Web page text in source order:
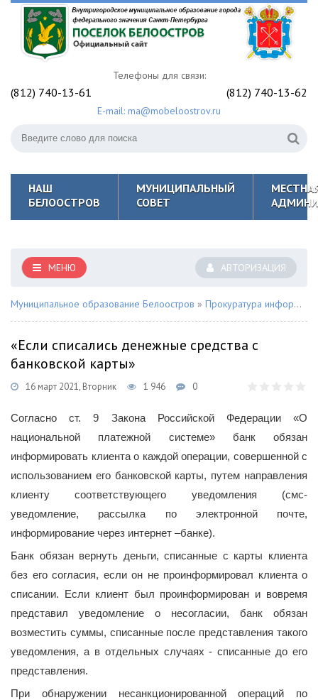
Телефоны для связи:
(812) 740-13-61 (812) 740-13-62
E-mail: ma@mobeloostrov.ru
НАШ
БЕЛООСТРОВ
МУНИЦИПАЛЬНЫЙ
СОВЕТ
АВТОРИЗАЦИЯ
МЕНЮ
Муниципальное образование Белоостров » Прокуратура информирует
«Если списались денежные средства с
банковской карты»
16 март 2021, Вторник 1 946 0
Согласно ст. 9 Закона Российской Федерации «О
национальной платежной системе» банк обязан
информировать клиента о каждой операции, совершенной с
использованием его банковской карты, путем направления
клиенту соответствующего уведомления (смс-
уведомление, рассылка по электронной почте,
информирование через интернет –банке).
Банк обязан вернуть деньги, списанные с карты клиента
без его согласия, если он не проинформировал клиента о
списании. Если клиент был проинформирован и вовремя
представил уведомление о несогласии, банк обязан
возместить суммы, списанные после представления такого
уведомления, а в отдельных случаях - списанные до его
представления.
При обнаружении несанкционированной операций по